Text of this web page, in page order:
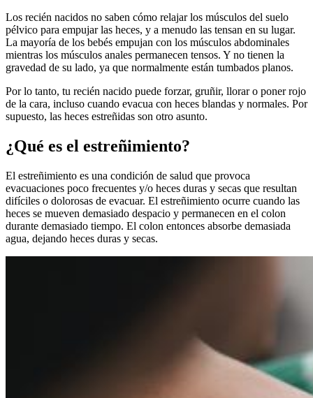
Los recién nacidos no saben cómo relajar los músculos del suelo
pélvico para empujar las heces, y a menudo las tensan en su lugar.
La mayoría de los bebés empujan con los músculos abdominales
mientras los músculos anales permanecen tensos. Y no tienen la
gravedad de su lado, ya que normalmente están tumbados planos.
Por lo tanto, tu recién nacido puede forzar, gruñir, llorar o poner rojo
de la cara, incluso cuando evacua con heces blandas y normales. Por
supuesto, las heces estreñidas son otro asunto.
¿Qué es el estreñimiento?
El estreñimiento es una condición de salud que provoca
evacuaciones poco frecuentes y/o heces duras y secas que resultan
difíciles o dolorosas de evacuar. El estreñimiento ocurre cuando las
heces se mueven demasiado despacio y permanecen en el colon
durante demasiado tiempo. El colon entonces absorbe demasiada
agua, dejando heces duras y secas.